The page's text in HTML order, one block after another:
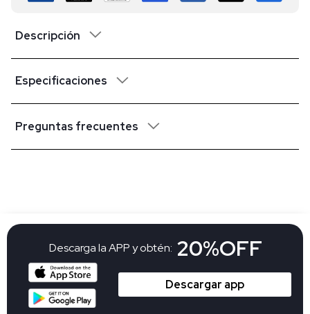
Descripción
Especificaciones
Preguntas frecuentes
Descarga la APP y obtén: 20%OFF
Descargar app